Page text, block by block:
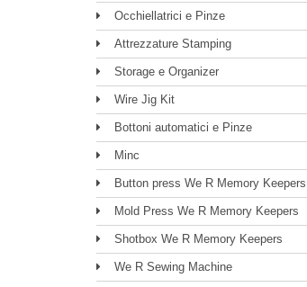
Occhiellatrici e Pinze
Attrezzature Stamping
Storage e Organizer
Wire Jig Kit
Bottoni automatici e Pinze
Minc
Button press We R Memory Keepers
Mold Press We R Memory Keepers
Shotbox We R Memory Keepers
We R Sewing Machine